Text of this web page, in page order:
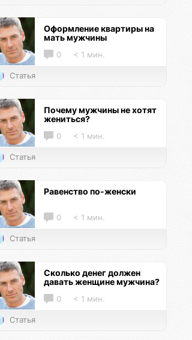
Оформление квартиры на
мать мужчины
0 < 1 мин.
Статья
Почему мужчины не хотят
жениться?
0 < 1 мин.
Статья
Равенство по-женски
0 < 1 мин.
Статья
Сколько денег должен
давать женщине мужчина?
0 < 1 мин.
Статья